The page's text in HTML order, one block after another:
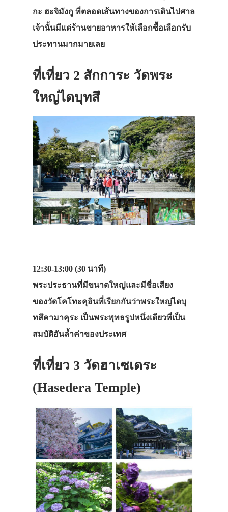
กะ ฮะจิมังกู ที่ตลอดเส้นทางของการเดินไปศาล
เจ้านั้นมีแต่ร้านขายอาหารให้เลือกซื้อเลือกรับ
ประทานมากมายเลย
ที่เที่ยว 2 สักการะ วัดพระ
ใหญ่ไดบุทสึ
12:30-13:00 (30 นาที)
พระประธานที่มีขนาดใหญ่และมีชื่อเสียง
ของวัดโคโทะคุอินที่เรียกกันว่าพระใหญ่ไดบุ
ทสึคามาคุระ เป็นพระพุทธรูปหนึ่งเดียวที่เป็น
สมบัติอันล้ำค่าของประเทศ
ที่เที่ยว 3 วัดฮาเซเดระ
(Hasedera Temple)